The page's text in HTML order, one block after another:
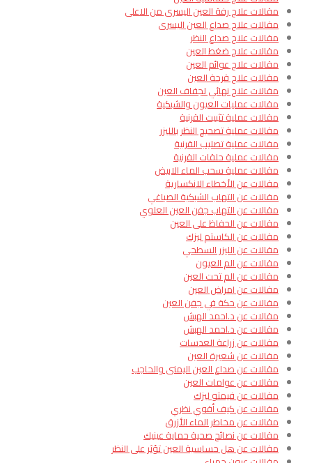
مقالات علاج رفة العين اليسرى من الاعلى
مقالات علاج صداع العين اليسرى
مقالات علاج صداع النظر
مقالات علاج ضغط العين
مقالات علاج عوائم العين
مقالات علاج قرحة العين
مقالات علاج نهائي لجفاف العين
مقالات عمليات العيون والشبكية
مقالات عملية تثبيت القرنية
مقالات عملية تصحيح النظر بالليزر
مقالات عملية تصليب القرنية
مقالات عملية حلقات القرنية
مقالات عملية سحب الماء الابيض
مقالات عن الأخطاء الانكسارية
مقالات عن التهاب الشبكية الصباغي
مقالات عن التهاب جفن العين العلوي
مقالات عن الحفاظ على العين
مقالات عن الكاستم ليزك
مقالات عن الليزر السطحي
مقالات عن الم العيون
مقالات عن الم تحت العين
مقالات عن امراض العين
مقالات عن حكة في جفن العين
مقالات عن د.احمد الهبش
مقالات عن د.احمد الهبش
مقالات عن زراعة العدسات
مقالات عن شعيرة العين
مقالات عن صداع العين اليمنى والحاجب
مقالات عن عوامات العين
مقالات عن فيمتو ليزك
مقالات عن كيف أقوي نظري
مقالات عن مخاطر الماء الأزرق
مقالات عن نصائح صحية حماية عينيك
مقالات عن هل حساسية العين تؤثر على النظر